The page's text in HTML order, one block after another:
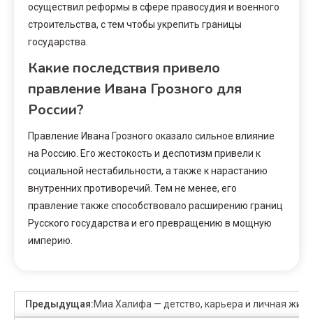
осуществил реформы в сфере правосудия и военного
строительства, с тем чтобы укрепить границы
государства.
Какие последствия привело
правление Ивана Грозного для
России?
Правление Ивана Грозного оказало сильное влияние
на Россию. Его жестокость и деспотизм привели к
социальной нестабильности, а также к нарастанию
внутренних противоречий. Тем не менее, его
правление также способствовало расширению границ
Русского государства и его превращению в мощную
империю.
Предыдущая:Миа Халифа — детство, карьера и личная